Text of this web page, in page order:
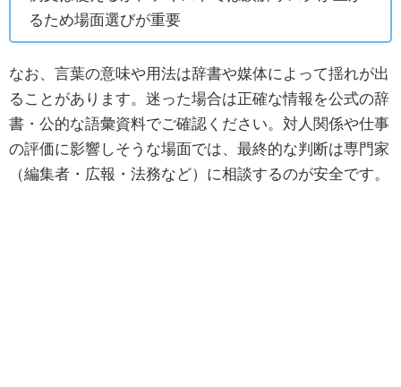
るため場面選びが重要
なお、言葉の意味や用法は辞書や媒体によって揺れが出
ることがあります。迷った場合は正確な情報を公式の辞
書・公的な語彙資料でご確認ください。対人関係や仕事
の評価に影響しそうな場面では、最終的な判断は専門家
（編集者・広報・法務など）に相談するのが安全です。